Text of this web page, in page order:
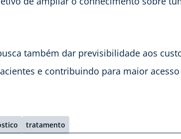
também dar previsibilidade aos
e contribuindo para maior
tratamento